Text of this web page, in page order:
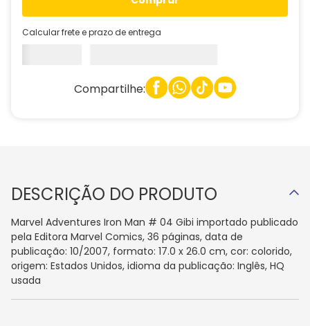
Calcular frete e prazo de entrega
Compartilhe:
DESCRIÇÃO DO PRODUTO
Marvel Adventures Iron Man # 04 Gibi importado publicado
pela Editora Marvel Comics, 36 páginas, data de
publicação: 10/2007, formato: 17.0 x 26.0 cm, cor: colorido,
origem: Estados Unidos, idioma da publicação: Inglês, HQ
usada